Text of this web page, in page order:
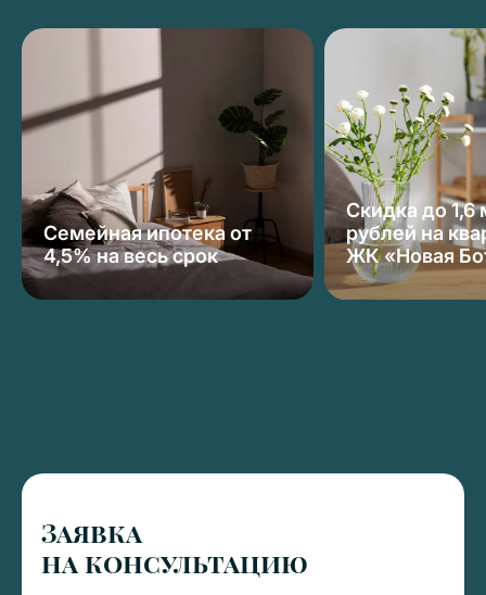
Семейная ипотека от
4,5% на весь срок
Скидка до 1,6
рублей на
ЖК «Новая
Заявка
на консультацию